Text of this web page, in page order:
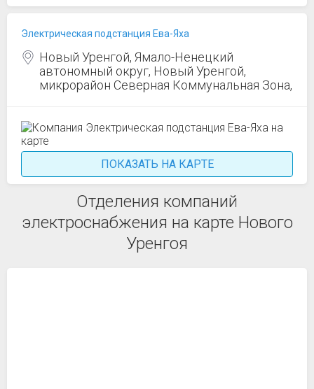
Электрическая подстанция Ева-Яха
Новый Уренгой, Ямало-Ненецкий
автономный округ, Новый Уренгой,
микрорайон Северная Коммунальная Зона,
ПОКАЗАТЬ НА КАРТЕ
Отделения компаний
электроснабжения на карте Нового
Уренгоя